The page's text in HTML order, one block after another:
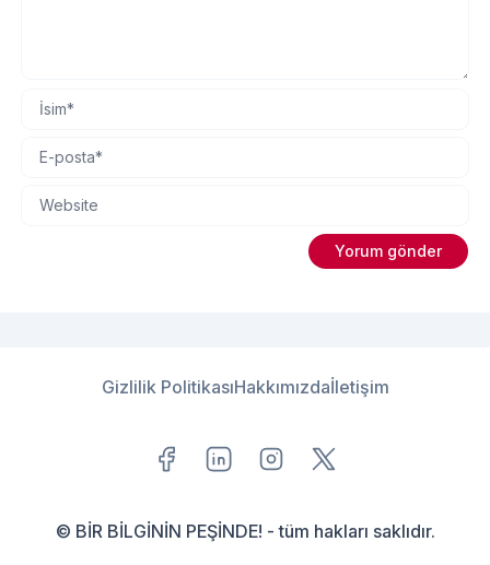
Gizlilik PolitikasıHakkımızdaİletişim
© BİR BİLGİNİN PEŞİNDE! - tüm hakları saklıdır.